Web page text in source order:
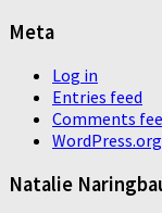
Meta
Log in
Entries feed
Comments
WordPress.org
Natalie